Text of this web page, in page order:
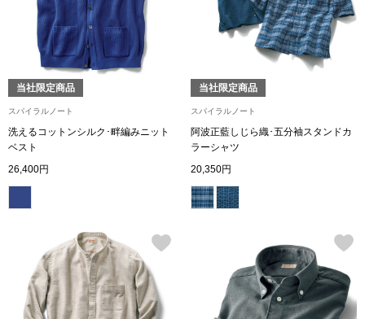
【特集】食彩倶楽部
ランド
集
セーター
カーディガン
スーツ
ワンピース／
ワンピース
当社限定商品
スパイラルノート
洗えるコットンシルク･畔編みニット
ベスト
26,400円
当社限定商品
スパイラルノート
阿波正藍しじら織･五分袖スタンドカ
ラーシャツ
20,350円